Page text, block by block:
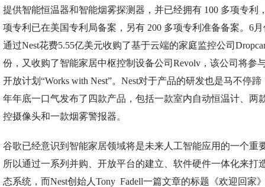
提供智能恒温器和智能烟雾探测器，并已经拥有 100 多项专利
项专利已在美国专利局备案，另有 200 多项专利准备备案。6
通过Nest花费5.55亿美元收购了基于云端的家庭监控公司
份，又收购了智能家居中枢控制设备公司Revolv，该公司将参
开放计划“Works with Nest”。Nest对于产品的研发也是马不停蹄
年年底一口气发布了四款产品，包括一款室内自动恒温计、两
控摄像头和一款烟雾警报器。
谷歌已经意识到智能家居领域将是未来人工智能应用的一个重
所以通过一系列并购、开放平台的建立、软件硬件一体化来打
态系统，而Nest创始人Tony Fadell一篇文章的标题《欢迎回家